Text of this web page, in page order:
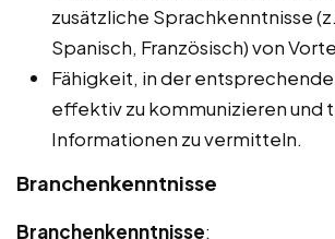
zusätzliche Sprachkenntnisse
Spanisch, Französisch) von
Fähigkeit, in der
effektiv zu kommunizieren und
Informationen zu vermitteln.
Branchenkenntnisse
Branchenkenntnisse: